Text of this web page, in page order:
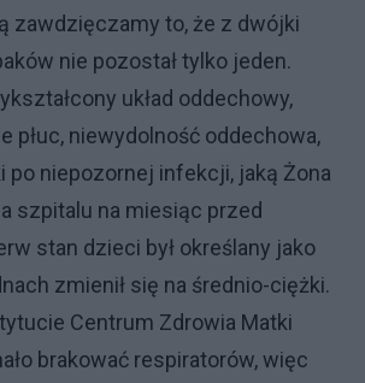
zawdzięczamy to, że z dwójki
nie pozostał tylko jeden.
układ oddechowy,
płuc, niewydolność oddechowa,
po niepozornej infekcji, jaką Żona
szpitalu na miesiąc przed
stan dzieci był określany jako
zmienił się na średnio-ciężki.
Centrum Zdrowia Matki
brakować respiratorów, więc